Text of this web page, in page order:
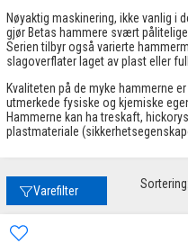
Nøyaktig maskinering, ikke vanlig i
gjør Betas hammere svært
Serien tilbyr også varierte
slagoverflater laget av plast eller
Kvaliteten på de myke hammerne
utmerkede fysiske og kjemiske
Hammerne kan ha treskaft,
plastmateriale
Varefilter Sortering: